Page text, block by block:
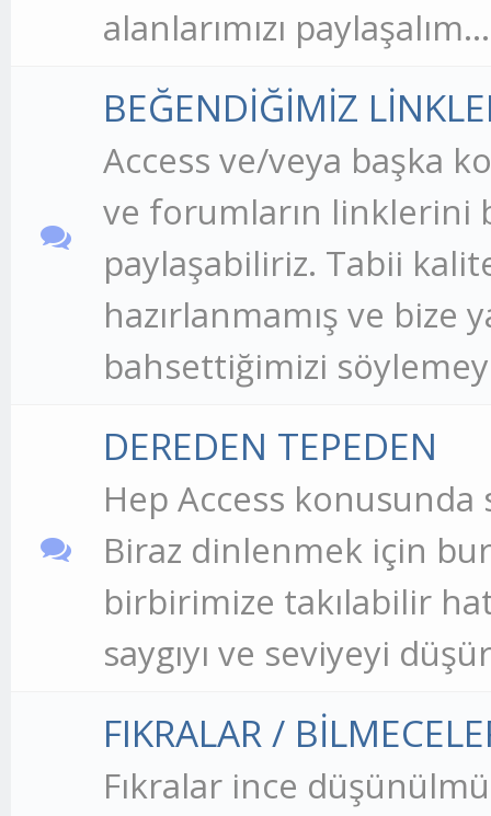
alanlarımızı paylaşalım...
BEĞENDİĞİMİZ
Access ve/veya başka
ve forumların linklerini
paylaşabiliriz. Tabii
hazırlanmamış ve bize
bahsettiğimizi
DEREDEN TEPEDEN
Hep Access
Biraz dinlenmek için
birbirimize takılabilir
saygıyı ve seviyeyi
FIKRALAR /
Fıkralar ince